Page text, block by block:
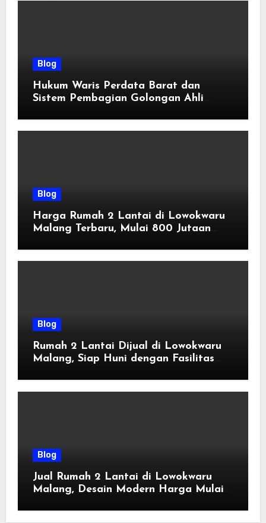
Blog
Hukum Waris Perdata Barat dan
Sistem Pembagian Golongan Ahli
Blog
Harga Rumah 2 Lantai di Lowokwaru
Malang Terbaru, Mulai 800 Jutaan
Blog
Rumah 2 Lantai Dijual di Lowokwaru
Malang, Siap Huni dengan Fasilitas
Blog
Jual Rumah 2 Lantai di Lowokwaru
Malang, Desain Modern Harga Mulai